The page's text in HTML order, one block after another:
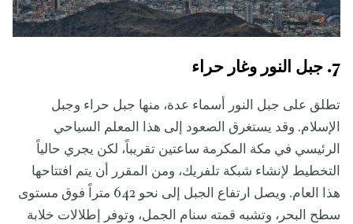
7. جبل النور وغار حراء
تطلق على جبل النور أسماء عدة، منها جبل حراء وجبل
الإسلام. وقد يستغرق الصعود إلى هذا المعلم السياحي
الرئيسي في مكة المكرمة ساعتين تقريباً، لكن يجري حالياً
التخطيط لإنشاء شبكة تلفريك، ومن المقرر أن يتم افتتاحها
هذا العام. ويصل ارتفاع الجبل إلى نحو 642 متراً فوق مستوى
سطح البحر، وتشبه قمته سنام الجمل، وتوفر إطلالات خلابة